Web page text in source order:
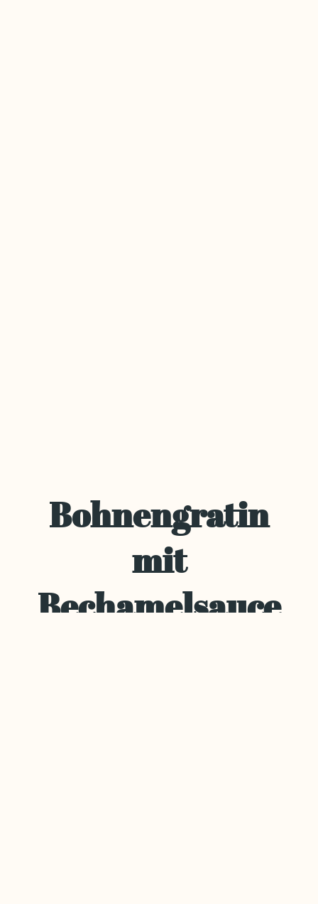
Bohnengratin
mit
Bechamelsauce